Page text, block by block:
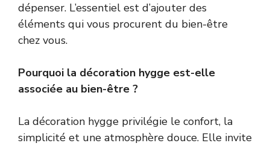
dépenser. L’essentiel est d’ajouter des
éléments qui vous procurent du bien-être
chez vous.
Pourquoi la décoration hygge est-elle
associée au bien-être ?
La décoration hygge privilégie le confort, la
simplicité et une atmosphère douce. Elle invite